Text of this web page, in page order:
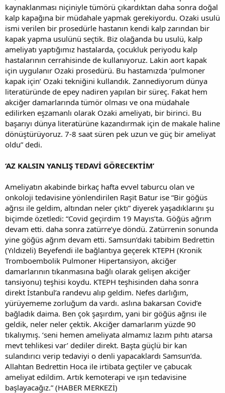
kaynaklanması niçiniyle tümörü çıkardıktan daha sonra doğal
kalp kapağına bir müdahale yapmak gerekiyordu. Ozaki usulü
ismi verilen bir prosedürle hastanın kendi kalp zarından bir
kapak yapma usulünü seçtik. Biz olağanda bu usulü, kalp
ameliyatı yaptığımız hastalarda, çocukluk periyodu kalp
hastalarının cerrahisinde de kullanıyoruz. Lakin aort kapak
için uygulanır Ozaki prosedürü. Bu hastamızda ‘pulmoner
kapak için’ Ozaki tekniğini kullandık. Zannediyorum dünya
literatüründe de epey nadiren yapılan bir süreç. Fakat hem
akciğer damarlarında tümör olması ve ona müdahale
edilirken eşzamanlı olarak Ozaki ameliyatı, bir birinci. Bu
başarıyı dünya literatürüne kazandırmak için de makale haline
dönüştürüyoruz. 7-8 saat süren pek uzun ve güç bir ameliyat
oldu” dedi.
‘AZ KALSIN YANLIŞ TEDAVİ GÖRECEKTİM’
Ameliyatın akabinde birkaç hafta evvel taburcu olan ve
onkoloji tedavisine yönlendirilen Raşit Batur ise “Bir göğüs
ağrısı ile geldim, altından neler çıktı” diyerek yaşadıklarını şu
biçimde özetledi: “Covid geçirdim 19 Mayıs’ta. Göğüs ağrım
devam etti. daha sonra zatürre’ye döndü. Zatürrenin sonunda
yine göğüs ağrım devam etti. Samsun’daki tabibim Bedrettin
(Yıldızeli) Beyefendi ile bağlantıya geçerek KTEPH (Kronik
Tromboembolik Pulmoner Hipertansiyon, akciğer
damarlarının tıkanmasına bağlı olarak gelişen akciğer
tansiyonu) teşhisi koydu. KTEPH teşhisinden daha sonra
direkt İstanbul’a randevu alıp geldim. Nefes darlığım,
yürüyememe zorluğum da vardı. aslına bakarsan Covid’e
bağladık daima. Ben çok şaşırdım, yani bir göğüs ağrısı ile
geldik, neler neler çektik. Akciğer damarlarım yüzde 90
tıkalıymış. ‘seni hemen ameliyata almamız lazım pıhtı atarsa
mevt tehlikesi var’ dediler direkt. Başta güçlü bir kan
sulandırıcı verip tedaviyi o denli yapacaklardı Samsun’da.
Allahtan Bedrettin Hoca ile irtibata geçtiler ve çabucak
ameliyat edildim. Artık kemoterapi ve ışın tedavisine
başlayacağız.” (HABER MERKEZİ)